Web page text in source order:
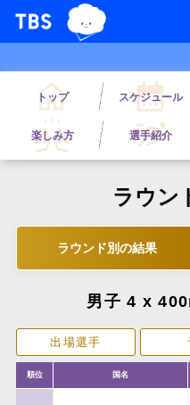
TBSテレビ｜ときめ
トップ スケジュール
楽しみ方 選手紹介
ラウン
ラウンド別の結果
男子 4 x
出場選手
順位 国名